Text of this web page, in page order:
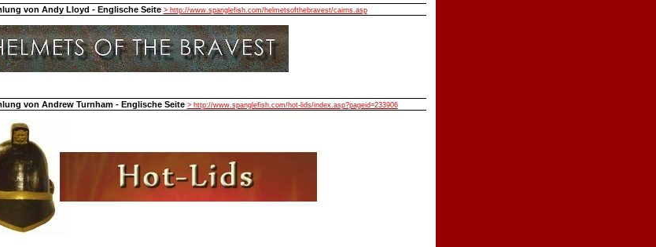
von Andy Lloyd - Englische Seite > http://www.spanglefish.com/helmetsofthebravest/cairns.asp
von Andrew Turnham - Englische Seite > http://www.spanglefish.com/hot-lids/index.asp?pageid=233906